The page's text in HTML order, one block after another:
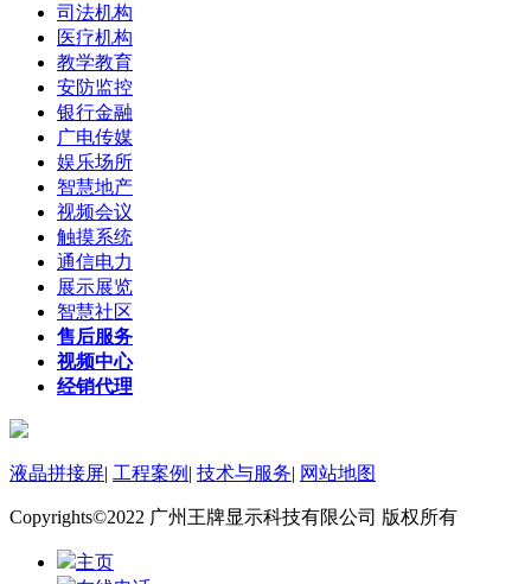
司法机构
医疗机构
教学教育
安防监控
银行金融
广电传媒
娱乐场所
智慧地产
视频会议
触摸系统
通信电力
展示展览
智慧社区
售后服务
视频中心
经销代理
液晶拼接屏| 工程案例 | 技术与服务| 网站地图
Copyrights©2022 广州王牌显示科技有限公司 版权所有
主页